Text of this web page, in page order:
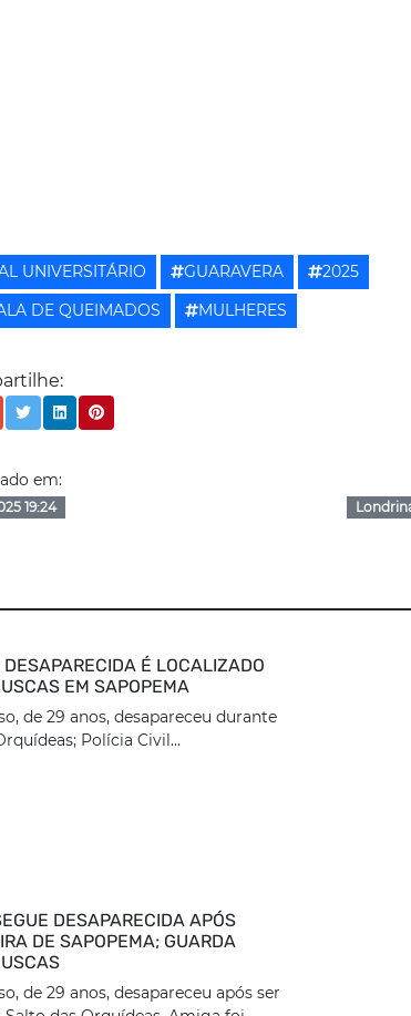
UNIVERSITÁRIO GUARAVERA
2025
DE QUEIMADOS MULHERES
em:
19:24
DESAPARECIDA É LOCALIZADO
EM SAPOPEMA
de 29 anos, desapareceu durante
Polícia Civil...
DESAPARECIDA APÓS
DE SAPOPEMA; GUARDA
de 29 anos, desapareceu após ser